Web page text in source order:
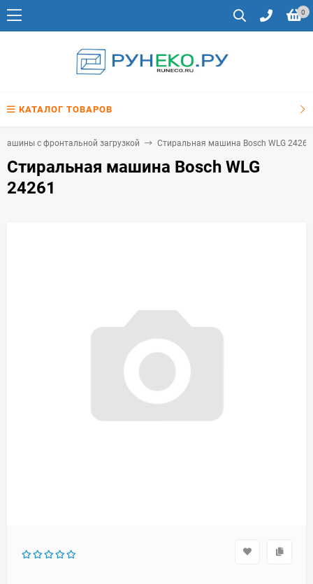
0
КАТАЛОГ ТОВАРОВ
с фронтальной загрузкой Стиральная машина Bosch WLG 24261
Стиральная машина Bosch WLG
24261